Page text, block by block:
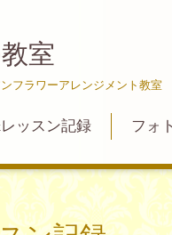
室
フラワーアレンジメント教室
ッスン記録 フォ